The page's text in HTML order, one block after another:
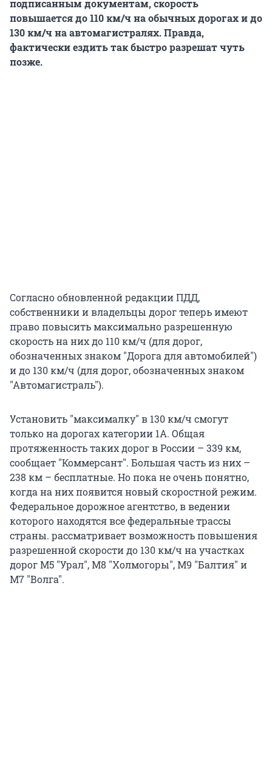
подписанным документам, скорость
повышается до 110 км/ч на обычных дорогах и до
130 км/ч на автомагистралях. Правда,
фактически ездить так быстро разрешат чуть
позже.
Согласно обновленной редакции ПДД,
собственники и владельцы дорог теперь имеют
право повысить максимально разрешенную
скорость на них до 110 км/ч (для дорог,
обозначенных знаком "Дорога для автомобилей")
и до 130 км/ч (для дорог, обозначенных знаком
"Автомагистраль").
Установить "максималку" в 130 км/ч смогут
только на дорогах категории 1А. Общая
протяженность таких дорог в России – 339 км,
сообщает "Коммерсант". Большая часть из них –
238 км – бесплатные. Но пока не очень понятно,
когда на них появится новый скоростной режим.
Федеральное дорожное агентство, в ведении
которого находятся все федеральные трассы
страны. рассматривает возможность повышения
разрешенной скорости до 130 км/ч на участках
дорог М5 "Урал", М8 "Холмогоры", М9 "Балтия" и
М7 "Волга".